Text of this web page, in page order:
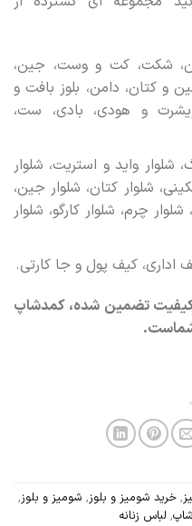
شکت، کت و وست، جین،
و کتان، دامن، بلوز بافت و
و هودی، بادی، ست،
واید و استریت، شلوار
شلوار کتان، شلوار جین،
چرم، شلوار کارگو، شلوار
کیف پول و جا کارتی.
تضمین‌ شده، کمدشاپ
,خرید شومیز و بلوز,شومیز و بلوز,
,لباس زنانه